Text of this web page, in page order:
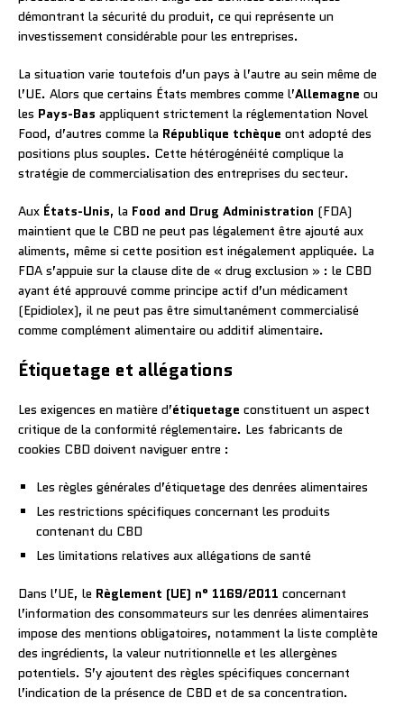
démontrant la sécurité du produit, ce qui représente un
investissement considérable pour les entreprises.
La situation varie toutefois d’un pays à l’autre au sein même de
l’UE. Alors que certains États membres comme l’Allemagne ou
les Pays-Bas appliquent strictement la réglementation Novel
Food, d’autres comme la République tchèque ont adopté des
positions plus souples. Cette hétérogénéité complique la
stratégie de commercialisation des entreprises du secteur.
Aux États-Unis, la Food and Drug Administration (FDA)
maintient que le CBD ne peut pas légalement être ajouté aux
aliments, même si cette position est inégalement appliquée. La
FDA s’appuie sur la clause dite de « drug exclusion » : le CBD
ayant été approuvé comme principe actif d’un médicament
(Epidiolex), il ne peut pas être simultanément commercialisé
comme complément alimentaire ou additif alimentaire.
Étiquetage et allégations
Les exigences en matière d’étiquetage constituent un aspect
critique de la conformité réglementaire. Les fabricants de
cookies CBD doivent naviguer entre :
Les règles générales d’étiquetage des denrées alimentaires
Les restrictions spécifiques concernant les produits
contenant du CBD
Les limitations relatives aux allégations de santé
Dans l’UE, le Règlement (UE) n° 1169/2011 concernant
l’information des consommateurs sur les denrées alimentaires
impose des mentions obligatoires, notamment la liste complète
des ingrédients, la valeur nutritionnelle et les allergènes
potentiels. S’y ajoutent des règles spécifiques concernant
l’indication de la présence de CBD et de sa concentration.